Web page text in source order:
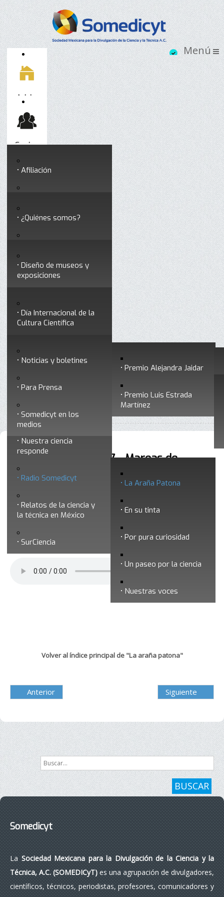
Inicio
Socios
Afiliación
Testimonios
Socios vigentes
Somedicyt
¿Quiénes somos?
Consejo Directivo
profesionales
Premios a divulgadores Premio Alejandra Jaidar
Premio Luis Estrada
Martínez
Servicios
Diseño de museos y
exposiciones
formar divulgadores
Día Internacional de la
Cultura Científica
Ciencia y Tecnología
Nuestra ciencia
responde
Radio Somedicyt La Araña Patona
En su tinta
Por pura curiosidad
Un paseo por la ciencia
Nuestras voces
Relatos de la ciencia y
la técnica en México
SurCiencia
Noticias y boletines
Para Prensa
Somedicyt en los
medios
Contacto
Radio Somedicyt •
La Araña Patona
La araña patona 257 - Mareas de tormenta
La araña patona 257 - Mareas de
tormenta
Volver al índice principal de "La araña patona"
Anterior Siguiente
Buscar...
BUSCAR
Somedicyt
LaSociedad Mexicana para la Divulgación de la Ciencia y la
Técnica, A.C. (SOMEDICyT)es una agrupación de divulgadores,
científicos, técnicos, periodistas, profesores, comunicadores y